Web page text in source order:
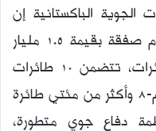
الباكستانية إن
باكستان في المراحل النهاية لإبرام صفقة بقيمة 1.5 مليار
دولار لتزويد السودان بأسلحة وطائرات، تتضمن 10 طائرات
هجومية خفيفة من طراز كاراكورام-8 وأكثر من مئتي طائرة
دفاع جوي متطورة،